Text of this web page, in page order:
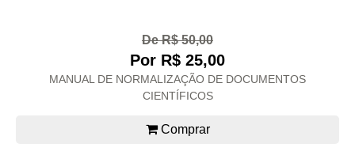
De R$ 50,00
Por R$ 25,00
MANUAL DE NORMALIZAÇÃO DE DOCUMENTOS
CIENTÍFICOS
Comprar